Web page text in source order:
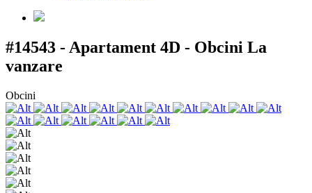
#14543 - Apartament 4D - Obcini La
vanzare
Obcini